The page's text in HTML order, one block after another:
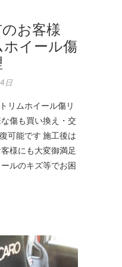
のお客様
イール傷
日
リムホイール傷リ
傷も買い換え・交
可能です 施工後は
様にも大変御満足
ルのキズ等でお困